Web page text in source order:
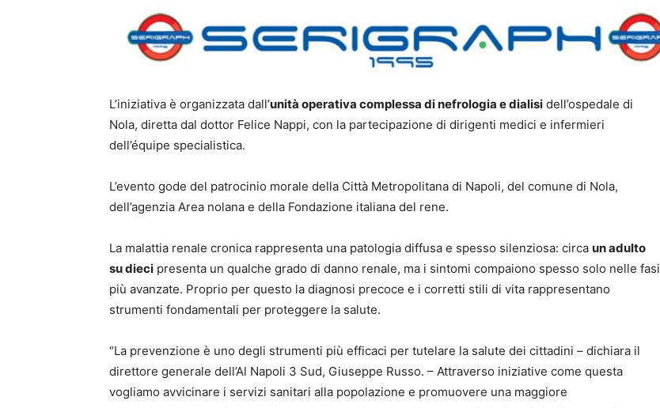
L’iniziativa è organizzata dall’unità operativa complessa di nefrologia e dialisi dell’ospedale di
Nola, diretta dal dottor Felice Nappi, con la partecipazione di dirigenti medici e infermieri
dell’équipe specialistica.
L’evento gode del patrocinio morale della Città Metropolitana di Napoli, del comune di Nola,
dell’agenzia Area nolana e della Fondazione italiana del rene.
La malattia renale cronica rappresenta una patologia diffusa e spesso silenziosa: circa un adulto
su dieci presenta un qualche grado di danno renale, ma i sintomi compaiono spesso solo nelle fasi
più avanzate. Proprio per questo la diagnosi precoce e i corretti stili di vita rappresentano
strumenti fondamentali per proteggere la salute.
“La prevenzione è uno degli strumenti più efficaci per tutelare la salute dei cittadini – dichiara il
direttore generale dell’Al Napoli 3 Sud, Giuseppe Russo. – Attraverso iniziative come questa
vogliamo avvicinare i servizi sanitari alla popolazione e promuovere una maggiore